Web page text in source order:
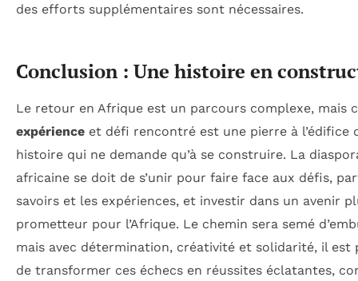
des efforts supplémentaires sont nécessaires.
Conclusion : Une histoire en
Le retour en Afrique est un parcours complexe, mais
expérience et défi rencontré est une pierre à l’édifice
histoire qui ne demande qu’à se construire. La
africaine se doit de s’unir pour faire face aux défis,
savoirs et les expériences, et investir dans un avenir
prometteur pour l’Afrique. Le chemin sera semé
mais avec détermination, créativité et solidarité, il est
de transformer ces échecs en réussites éclatantes,